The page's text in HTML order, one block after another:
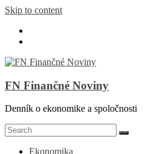
Skip to content
FN Finančné Noviny
Denník o ekonomike a spoločnosti
Ekonomika